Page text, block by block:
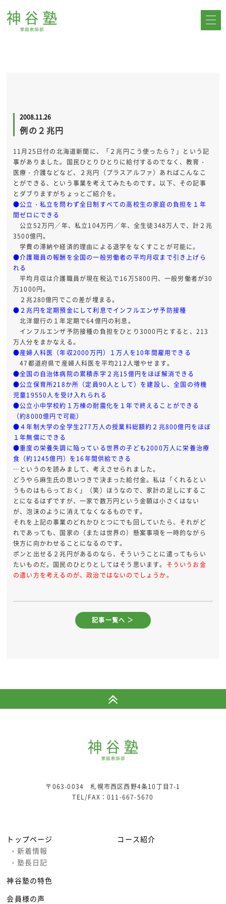
2008.11.26
例の２兆円
11月25日付の北海道新聞に、「２兆円こう使ったら？」という記
事がありました。国民ひとりひとりに給付するのでなく、教育・
医療・介護などなど、２兆円（プラスアルファ）あればこんなこ
とができる、という事業を考えてみたものです。以下、その記事
とダブりますがちょっとご紹介を。
●公立・私立を問わず全日制すべての高校生の家庭の負担を１年
間ゼロにできる
公立52万円／年、私立104万円／年、全生徒348万人で、計２兆
3500億円。
学費の滞納や経済的理由による退学をなくすことが可能に。
●介護職員の報酬を全国の一般労働者の平均月収まで引き上げら
れる
平均月収は介護職員が現在税込で16万5800円、一般労働者が30
万1000円。
２兆280億円でこの差が埋まる。
●２兆円を定期預金にして利息でインフルエンザ予防接種
北洋銀行の１年定期で64億円の利息。
インフルエンザ予防接種の負担をひとり3000円とすると、213
万人分をまかなえる。
●産婦人科医（年収2000万円）１万人を10年間雇用できる
47都道府県で産婦人科医を平均212人増やせます。
●全国の自治体病院の累積赤字２兆15億円をほぼ解消できる
●公立保育所218か所（定員90人として）を建設し、全国の待機
児童19550人を受け入れられる
●公立小中学校約１万棟の耐震化を１年で終えることができる
（約8000億円で可能）
●４年制大学の全学生277万人の授業料総額約２兆800億円をほぼ
１年無償にできる
●重度の栄養失調に陥っている世界の子ども2000万人に栄養治療
食（約1245億円）を16年間供給できる
…というのを読みまして、考えさせられました。
どうやら麻生氏の思いつきで決まった給付金。私は「くれるとい
うものはもらっておく」（笑）ほうなので、家計の足しにするこ
とになるはずですが、一家で数万円という金額は小さくはない
が、泡沫のように消えてなくなるものです。
それを上記の事業のどれかひとつにでも回していたら、それがど
れであっても、国家の（または世界の）懸案事項を一時的ながら
快方に向かわせることになるのです。
ポンと出せる２兆円があるのなら、そういうことに遣ってもらい
たいものだ。国民のひとりとしてはそう思います。 そういうお金
の遣い方を考えるのが、政治ではないのでしょうか。
記事一覧へ ＞
〒063-0034 札幌市西区西野4条10丁目7-1
TEL/FAX：011-667-5670
トップページ
› 新着情報
› 塾長日記
神谷塾の特色
会員様の声
コース紹介